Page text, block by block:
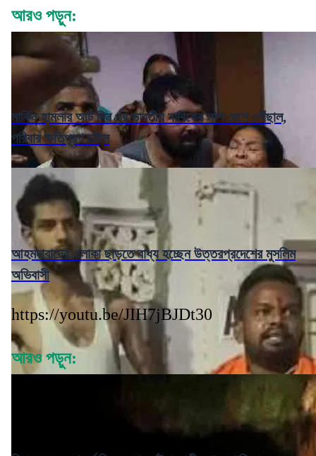
আরও পড়ুন:
মার্কিন হামলার আট দিন পর ভারতীয় নাবিকের লাশ দেশে পৌঁছাল,
পরিবার ক্ষতিপূরণ চাইল
আহমদাবাদের এলাকা ছাড়তে বাধ্য হচ্ছেন উত্তরপ্রদেশের মুসলিম
অভিবাসী
https://youtu.be/JIH7jBJDt30
আরও পড়ুন: